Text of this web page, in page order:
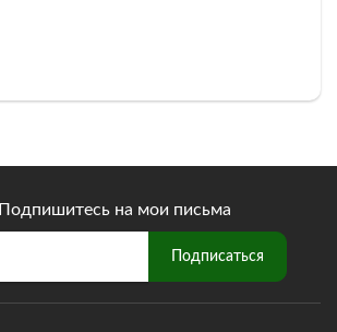
Подпишитесь на мои письма